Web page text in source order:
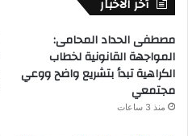
مصطفى الحداد المحامى:
المواجهة القانونية لخطاب
الكراهية تبدأ بتشريع واضح ووعي
مجتمعي
منذ 3 ساعات